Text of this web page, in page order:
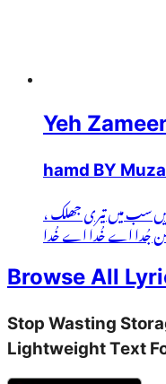
Yeh
hamd BY
سب میں تیری جھلک ،
جُدا اے خُدا اے خُدا
Browse All
Stop Wasting
Lightweight Text